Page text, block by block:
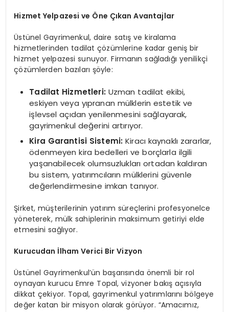
Hizmet Yelpazesi ve Öne Çıkan Avantajlar
Üstünel Gayrimenkul, daire satış ve kiralama
hizmetlerinden tadilat çözümlerine kadar geniş bir
hizmet yelpazesi sunuyor. Firmanın sağladığı yenilikçi
çözümlerden bazıları şöyle:
Tadilat Hizmetleri: Uzman tadilat ekibi,
eskiyen veya yıpranan mülklerin estetik ve
işlevsel açıdan yenilenmesini sağlayarak,
gayrimenkul değerini artırıyor.
Kira Garantisi Sistemi: Kiracı kaynaklı zararlar,
ödenmeyen kira bedelleri ve borçlarla ilgili
yaşanabilecek olumsuzlukları ortadan kaldıran
bu sistem, yatırımcıların mülklerini güvenle
değerlendirmesine imkan tanıyor.
Şirket, müşterilerinin yatırım süreçlerini profesyonelce
yöneterek, mülk sahiplerinin maksimum getiriyi elde
etmesini sağlıyor.
Kurucudan İlham Verici Bir Vizyon
Üstünel Gayrimenkul’ün başarısında önemli bir rol
oynayan kurucu Emre Topal, vizyoner bakış açısıyla
dikkat çekiyor. Topal, gayrimenkul yatırımlarını bölgeye
değer katan bir misyon olarak görüyor. “Amacımız,